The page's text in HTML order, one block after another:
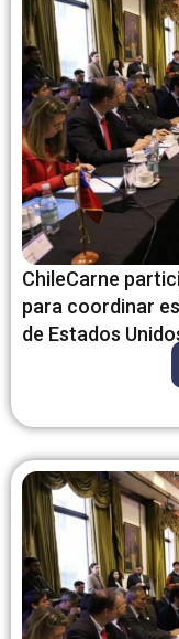
ChileCarne
para coordinar
de Estados